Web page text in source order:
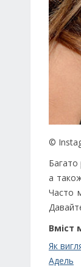
©
Багато
а
Часто
Вміст
Як
Адель